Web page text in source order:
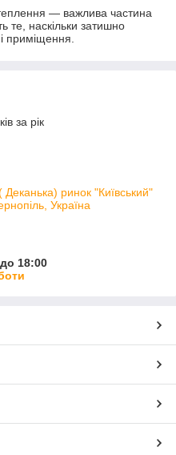
— важлива частина
те, наскільки затишно
приміщення.
за рік
Деканька) ринок "Київський"
Україна
18:00